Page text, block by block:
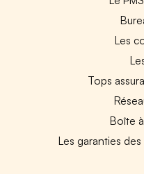
Les
Tops
Boîte
Les garanties